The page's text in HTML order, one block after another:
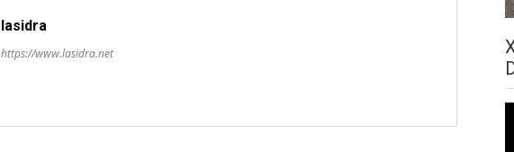
lasidra
https://www.lasidra.net